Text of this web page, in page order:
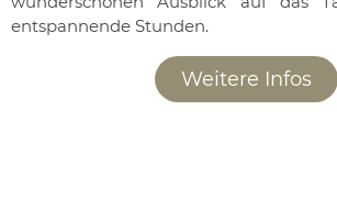
entspannende Stunden.
Weitere Infos